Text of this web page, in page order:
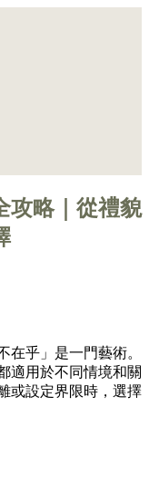
攻略｜從禮貌
在乎」是一門藝術。
適用於不同情境和關
或設定界限時，選擇